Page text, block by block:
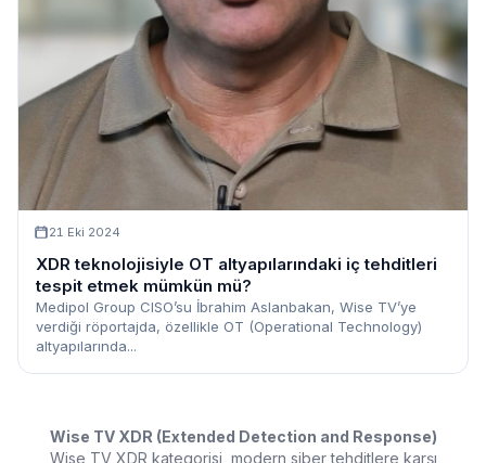
21 Eki 2024
XDR teknolojisiyle OT altyapılarındaki iç tehditleri
tespit etmek mümkün mü?
Medipol Group CISO’su İbrahim Aslanbakan, Wise TV’ye
verdiği röportajda, özellikle OT (Operational Technology)
altyapılarında...
Wise TV XDR (Extended Detection and Response)
Wise TV XDR kategorisi, modern siber tehditlere karşı